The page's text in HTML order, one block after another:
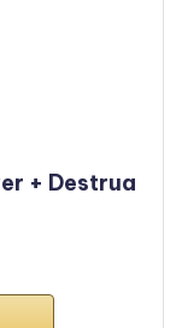
+ Destrua